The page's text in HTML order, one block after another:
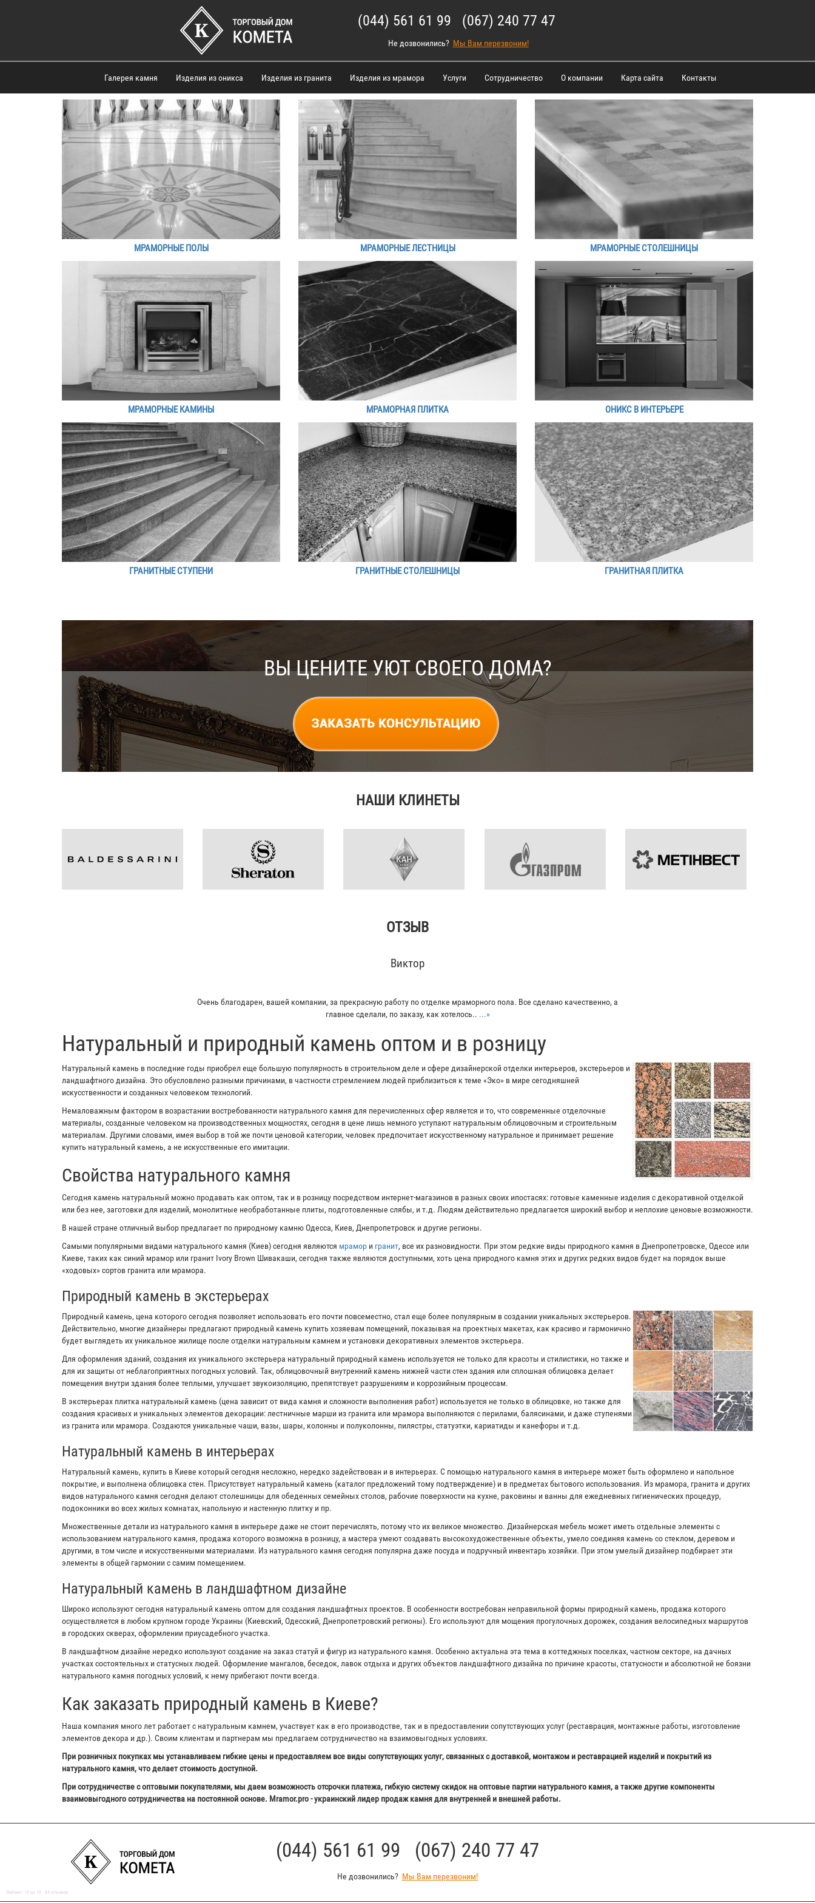
(044) 561 61 99 (067) 240 77 47
Не дозвонились? Мы Вам перезвоним!
Галерея камня Изделия из оникса Изделия из гранита Изделия из мрамора Услуги Сотрудничество О компании Карта сайта Контакты
МРАМОРНЫЕ ПОЛЫ МРАМОРНЫЕ ЛЕСТНИЦЫ МРАМОРНЫЕ СТОЛЕШНИЦЫ
МРАМОРНЫЕ КАМИНЫ МРАМОРНАЯ ПЛИТКА ОНИКС В ИНТЕРЬЕРЕ
ГРАНИТНЫЕ СТУПЕНИ ГРАНИТНЫЕ СТОЛЕШНИЦЫ ГРАНИТНАЯ ПЛИТКА
ВЫ ЦЕНИТЕ УЮТ СВОЕГО ДОМА?
НАШИ КЛИНЕТЫ
ОТЗЫВ
Кирилл
Мой отец заказывал плитку из гранита для своего дома. Больше всего понравилось - индивидуальный подход к клиенту.
Отец остался очень доволен......»
​Натуральный и природный камень оптом и в розницу
Натуральный камень в последние годы приобрел еще большую популярность в строительном деле и сфере дизайнерской отделки интерьеров, экстерьеров и
ландшафтного дизайна. Это обусловлено разными причинами, в частности стремлением людей приблизиться к теме «Эко» в мире сегодняшней
искусственности и созданных человеком технологий.
Немаловажным фактором в возрастании востребованности натурального камня для перечисленных сфер является и то, что современные отделочные
материалы, созданные человеком на производственных мощностях, сегодня в цене лишь немного уступают натуральным облицовочным и строительным
материалам. Другими словами, имея выбор в той же почти ценовой категории, человек предпочитает искусственному натуральное и принимает решение
купить натуральный камень, а не искусственные его имитации.
Свойства натурального камня
Сегодня камень натуральный можно продавать как оптом, так и в розницу посредством интернет-магазинов в разных своих ипостасях: готовые каменные изделия с декоративной отделкой
или без нее, заготовки для изделий, монолитные необработанные плиты, подготовленные слябы, и т.д. Людям действительно предлагается широкий выбор и неплохие ценовые возможности.
В нашей стране отличный выбор предлагает по природному камню Одесса, Киев, Днепропетровск и другие регионы.
Самыми популярными видами натурального камня (Киев) сегодня являются мрамор и гранит, все их разновидности. При этом редкие виды природного камня в Днепропетровске, Одессе или
Киеве, таких как синий мрамор или гранит Ivory Brown Шивакаши, сегодня также являются доступными, хоть цена природного камня этих и других редких видов будет на порядок выше
«ходовых» сортов гранита или мрамора.
Природный камень в экстерьерах
Природный камень, цена которого сегодня позволяет использовать его почти повсеместно, стал еще более популярным в создании уникальных экстерьеров.
Действительно, многие дизайнеры предлагают природный камень купить хозяевам помещений, показывая на проектных макетах, как красиво и гармонично
будет выглядеть их уникальное жилище после отделки натуральным камнем и установки декоративных элементов экстерьера.
Для оформления зданий, создания их уникального экстерьера натуральный природный камень используется не только для красоты и стилистики, но также и
для их защиты от неблагоприятных погодных условий. Так, облицовочный внутренний камень нижней части стен здания или сплошная облицовка делает
помещения внутри здания более теплыми, улучшает звукоизоляцию, препятствует разрушениям и коррозийным процессам.
В экстерьерах плитка натуральный камень (цена зависит от вида камня и сложности выполнения работ) используется не только в облицовке, но также для
создания красивых и уникальных элементов декорации: лестничные марши из гранита или мрамора выполняются с перилами, балясинами, и даже ступенями
из гранита или мрамора. Создаются уникальные чаши, вазы, шары, колонны и полуколонны, пилястры, статуэтки, кариатиды и канефоры и т.д.
Натуральный камень в интерьерах
Натуральный камень, купить в Киеве который сегодня несложно, нередко задействован и в интерьерах. С помощью натурального камня в интерьере может быть оформлено и напольное
покрытие, и выполнена облицовка стен. Присутствует натуральный камень (каталог предложений тому подтверждение) и в предметах бытового использования. Из мрамора, гранита и других
видов натурального камня сегодня делают столешницы для обеденных семейных столов, рабочие поверхности на кухне, раковины и ванны для ежедневных гигиенических процедур,
подоконники во всех жилых комнатах, напольную и настенную плитку и пр.
Множественные детали из натурального камня в интерьере даже не стоит перечислять, потому что их великое множество. Дизайнерская мебель может иметь отдельные элементы с
использованием натурального камня, продажа которого возможна в розницу, а мастера умеют создавать высокохудожественные объекты, умело соединяя камень со стеклом, деревом и
другими, в том числе и искусственными материалами. Из натурального камня сегодня популярна даже посуда и подручный инвентарь хозяйки. При этом умелый дизайнер подбирает эти
элементы в общей гармонии с самим помещением.
Натуральный камень в ландшафтном дизайне
Широко используют сегодня натуральный камень оптом для создания ландшафтных проектов. В особенности востребован неправильной формы природный камень, продажа которого
осуществляется в любом крупном городе Украины (Киевский, Одесский, Днепропетровский регионы). Его используют для мощения прогулочных дорожек, создания велосипедных маршрутов
в городских скверах, оформлении приусадебного участка.
В ландшафтном дизайне нередко используют создание на заказ статуй и фигур из натурального камня. Особенно актуальна эта тема в коттеджных поселках, частном секторе, на дачных
участках состоятельных и статусных людей. Оформление мангалов, беседок, лавок отдыха и других объектов ландшафтного дизайна по причине красоты, статусности и абсолютной не боязни
натурального камня погодных условий, к нему прибегают почти всегда.
Как заказать природный камень в Киеве?
Наша компания много лет работает с натуральным камнем, участвует как в его производстве, так и в предоставлении сопутствующих услуг (реставрация, монтажные работы, изготовление
элементов декора и др.). Своим клиентам и партнерам мы предлагаем сотрудничество на взаимовыгодных условиях.
При розничных покупках мы устанавливаем гибкие цены и предоставляем все виды сопутствующих услуг, связанных с доставкой, монтажом и реставрацией изделий и покрытий из
натурального камня, что делает стоимость доступной.
При сотрудничестве с оптовыми покупателями, мы даем возможность отсрочки платежа, гибкую систему скидок на оптовые партии натурального камня, а также другие компоненты
взаимовыгодного сотрудничества на постоянной основе. Mramor.pro - украинский лидер продаж камня для внутренней и внешней работы.
(044) 561 61 99 (067) 240 77 47
Не дозвонились? Мы Вам перезвоним!
Рейтинг: 10 из 10 84 отзывов.